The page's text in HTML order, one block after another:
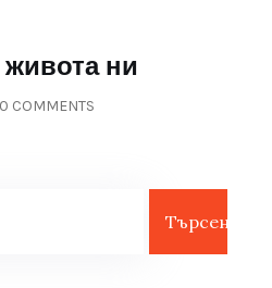
ни
0 COMMENTS
Търсене